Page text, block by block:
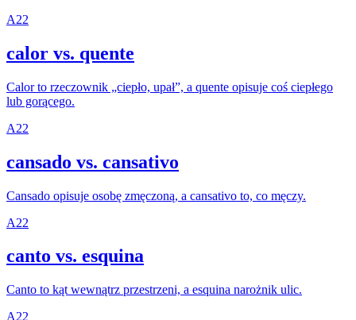
A22
calor vs. quente
Calor to rzeczownik „ciepło, upał”, a quente opisuje coś ciepłego
lub gorącego.
A22
cansado vs. cansativo
Cansado opisuje osobę zmęczoną, a cansativo to, co męczy.
A22
canto vs. esquina
Canto to kąt wewnątrz przestrzeni, a esquina narożnik ulic.
A22